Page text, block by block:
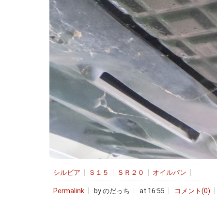
シルビア Ｓ１５ ＳＲ２０ オイルパン
Permalink by のだっち at 16:55 コメント(0)